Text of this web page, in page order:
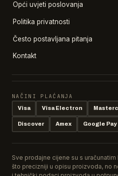
Opći uvjeti poslovanja
Politika privatnosti
Često postavljana pitanja
Kontakt
NAČINI PLAĆANJA
Visa Visa Electron
Discover Amex Google Pay
Sve prodajne cijene su s
što precizniji u opisu proizvoda, no